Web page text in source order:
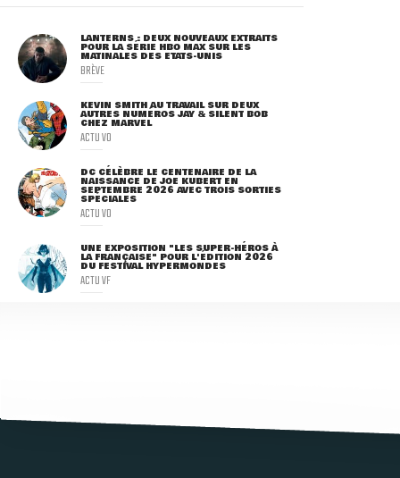
LANTERNS : DEUX NOUVEAUX EXTRAITS
POUR LA SÉRIE HBO MAX SUR LES
MATINALES DES ETATS-UNIS
BRÈVE
KEVIN SMITH AU TRAVAIL SUR DEUX
AUTRES NUMÉROS JAY & SILENT BOB
CHEZ MARVEL
ACTU VO
DC CÉLÈBRE LE CENTENAIRE DE LA
NAISSANCE DE JOE KUBERT EN
SEPTEMBRE 2026 AVEC TROIS SORTIES
SPÉCIALES
ACTU VO
UNE EXPOSITION "LES SUPER-HÉROS À
LA FRANÇAISE" POUR L'ÉDITION 2026
DU FESTIVAL HYPERMONDES
ACTU VF